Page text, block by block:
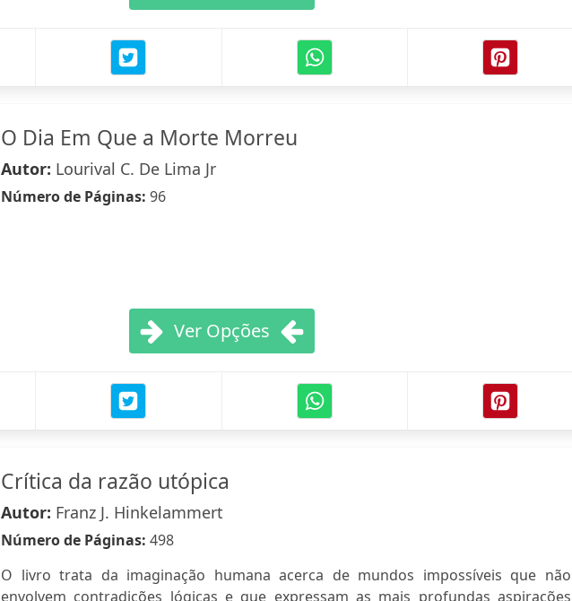
O Dia Em Que a Morte Morreu
Autor: Lourival C. De Lima Jr
Número de Páginas: 96
Ver Opções
Crítica da razão utópica
Autor: Franz J. Hinkelammert
Número de Páginas: 498
O livro trata da imaginação humana acerca de mundos impossíveis que não
envolvem contradições lógicas e que expressam as mais profundas aspirações